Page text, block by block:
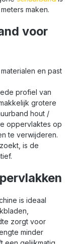
maken.
voor
en past
profiel van
grotere
hout /
oppervlaktes op
te verwijderen.
is de
is ideaal
zorgt voor
minder